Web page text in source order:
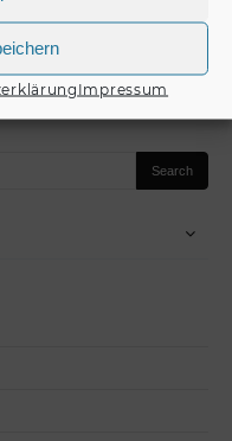
Impressum
Produkt kaufen